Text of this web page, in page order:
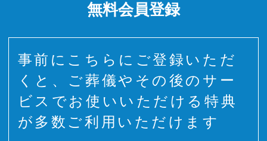
無料会員登録
事前にこちらにご登録いただ
くと、ご葬儀やその後のサー
ビスでお使いいただける特典
が多数ご利用いただけます